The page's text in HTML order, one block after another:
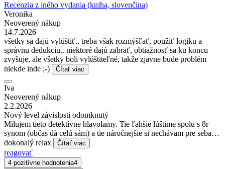
Recenzia z iného vydania (kniha, slovenčina)
Veronika
Neoverený nákup
14.7.2026
všetky sa dajú vylúštiť.. treba však rozmýšľať, použiť logiku a
správnu dedukciu.. niektoré dajú zabrať, obtiažnosť sa ku koncu
zvyšuje, ale všetky boli vylúštiteľné, takže zjavne bude problém
niekde inde ;-)
Čítať viac
Iva
Neoverený nákup
2.2.2026
Nový level závislosti odomknutý
Milujem tieto detektívne hlavolamy. Tie ľahšie lúštime spolu s 8r
synom (občas dá celú sám) a tie náročnejšie si nechávam pre seba…
dokonalý relax
Čítať viac
reagovať
4 pozitívne hodnotenia4